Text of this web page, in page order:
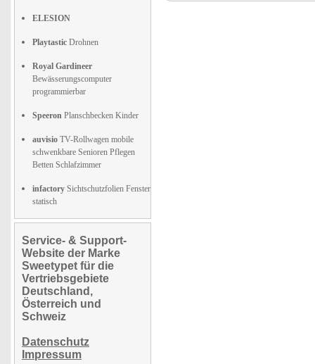
ELESION
Playtastic Drohnen
Royal Gardineer
Bewässerungscomputer
programmierbar
Speeron Planschbecken Kinder
auvisio TV-Rollwagen mobile
schwenkbare Senioren Pflegen
Betten Schlafzimmer
infactory Sichtschutzfolien Fenster
statisch
Service- & Support-
Website der Marke
Sweetypet für die
Vertriebsgebiete
Deutschland,
Österreich und
Schweiz
Datenschutz
Impressum